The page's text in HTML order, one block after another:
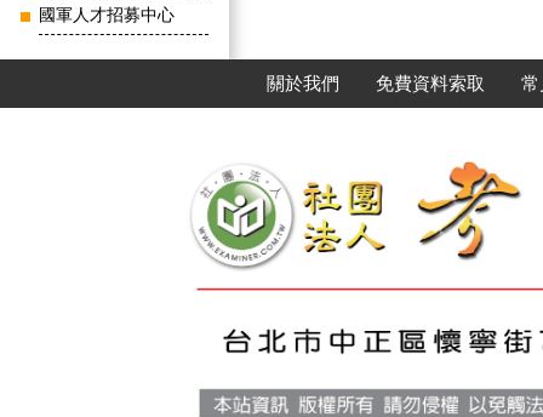
國軍人才招募中心
關於我們 免費資料索取 常